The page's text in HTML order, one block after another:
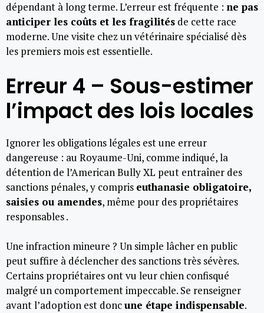
dépendant à long terme. L’erreur est fréquente : ne pas
anticiper les coûts et les fragilités de cette race
moderne. Une visite chez un vétérinaire spécialisé dès
les premiers mois est essentielle.
Erreur 4 – Sous-estimer
l’impact des lois locales
Ignorer les obligations légales est une erreur
dangereuse : au Royaume-Uni, comme indiqué, la
détention de l’American Bully XL peut entraîner des
sanctions pénales, y compris euthanasie obligatoire,
saisies ou amendes, même pour des propriétaires
responsables .
Une infraction mineure ? Un simple lâcher en public
peut suffire à déclencher des sanctions très sévères.
Certains propriétaires ont vu leur chien confisqué
malgré un comportement impeccable. Se renseigner
avant l’adoption est doncune étape indispensable.